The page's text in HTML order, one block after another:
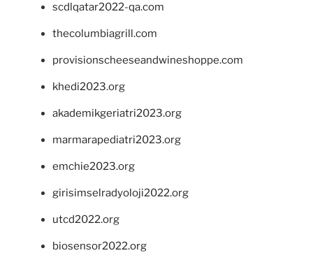
scdlqatar2022-qa.com
thecolumbiagrill.com
provisionscheeseandwineshoppe.com
khedi2023.org
akademikgeriatri2023.org
marmarapediatri2023.org
emchie2023.org
girisimselradyoloji2022.org
utcd2022.org
biosensor2022.org